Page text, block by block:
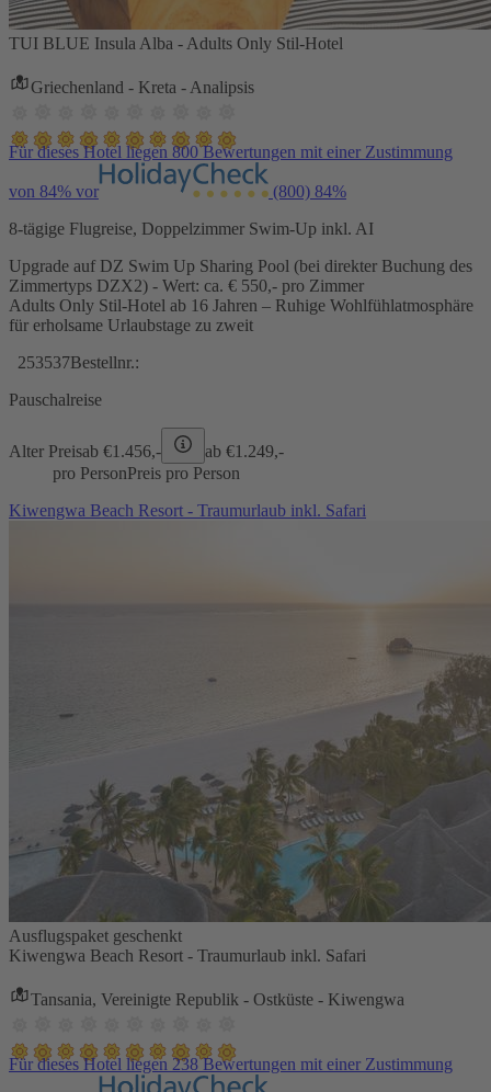
TUI BLUE Insula Alba - Adults Only Stil-Hotel
Griechenland - Kreta - Analipsis
Für dieses Hotel liegen 800 Bewertungen mit einer Zustimmung
von 84% vor (800) 84%
8-tägige Flugreise, Doppelzimmer Swim-Up inkl. AI
Upgrade auf DZ Swim Up Sharing Pool (bei direkter Buchung des
Zimmertyps DZX2) - Wert: ca. € 550,- pro Zimmer
Adults Only Stil-Hotel ab 16 Jahren – Ruhige Wohlfühlatmosphäre
für erholsame Urlaubstage zu zweit
253537Bestellnr.:
Pauschalreise
Alter Preisab €1.456,- ab €1.249,-
pro PersonPreis pro Person
Kiwengwa Beach Resort - Traumurlaub inkl. Safari
Ausflugspaket geschenkt
Kiwengwa Beach Resort - Traumurlaub inkl. Safari
Tansania, Vereinigte Republik - Ostküste - Kiwengwa
Für dieses Hotel liegen 238 Bewertungen mit einer Zustimmung